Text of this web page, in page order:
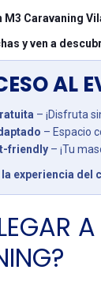
M3 Caravaning
y ven a
AL
– ¡Disfruta
– Espacio
friendly– ¡Tu
la experiencia del